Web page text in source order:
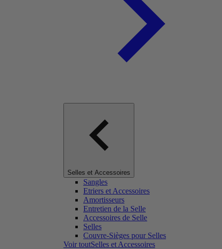
Selles et Accessoires
Sangles
Etriers et Accessoires
Amortisseurs
Entretien de la Selle
Accessoires de Selle
Selles
Couvre-Sièges pour Selles
Voir toutSelles et Accessoires